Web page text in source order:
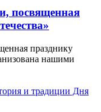
посвященная
празднику
нашими